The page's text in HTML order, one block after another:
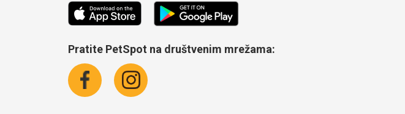
Pratite PetSpot na društvenim mrežama: